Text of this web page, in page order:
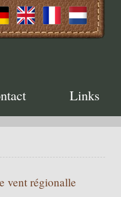
Links
vent régionalle